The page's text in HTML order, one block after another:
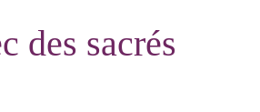
des sacrés